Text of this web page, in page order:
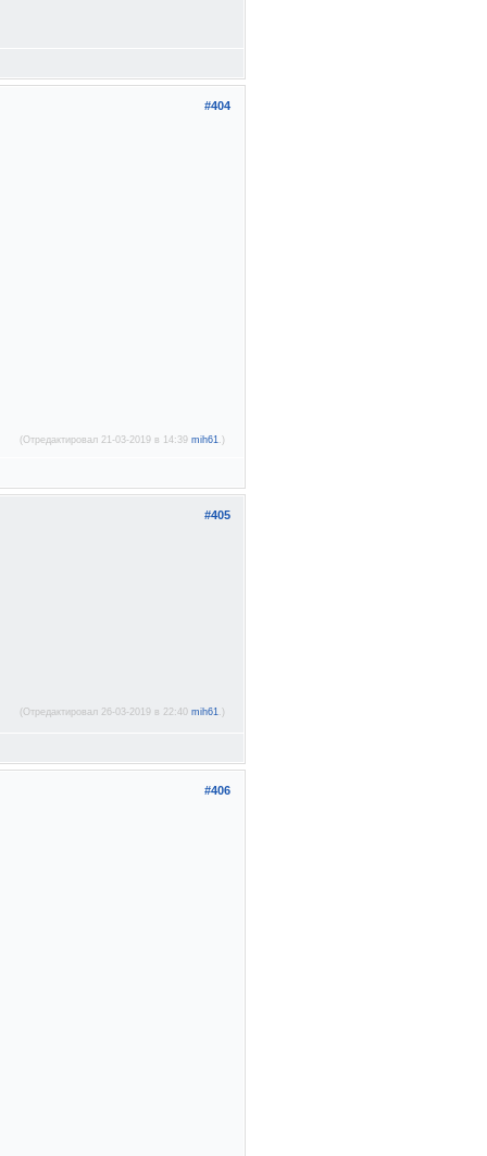
#404
(Отредактировал 21-03-2019 в 14:39 mih61.)
#405
(Отредактировал 26-03-2019 в 22:40 mih61.)
#406